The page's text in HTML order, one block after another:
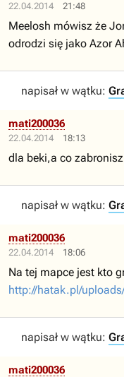
22.04.2014 21:48
Meelosh mówisz że
odrodzi się jako Azor
napisał w wątku:
22.04.2014 18:13
mati200036
dla beki,a co
napisał w wątku:
22.04.2014 18:06
mati200036
Na tej mapce jest kto
http://hatak.pl/
napisał w wątku:
mati200036